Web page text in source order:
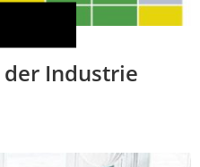
Industrie